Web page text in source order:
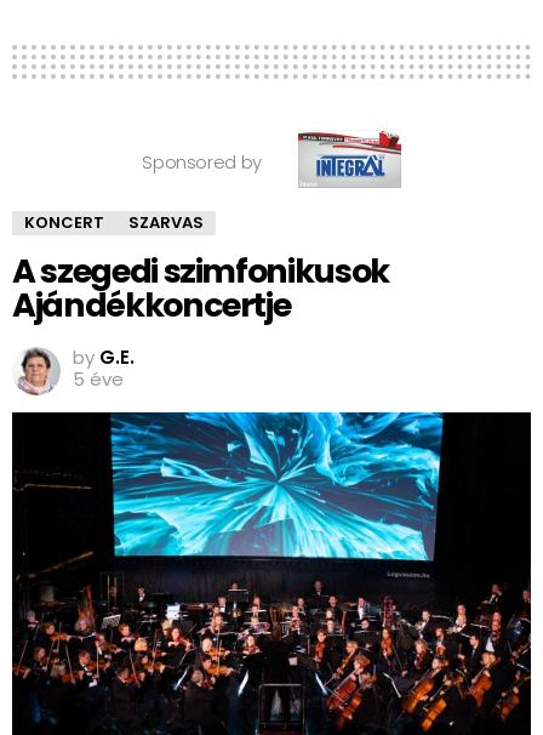
Sponsored by
KONCERT SZARVAS
A szegedi szimfonikusok
Ajándékkoncertje
by G.E.
5 éve